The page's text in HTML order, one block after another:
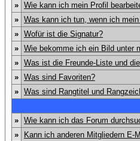
» Wie kann ich mein Profil
» Was kann ich tun, wenn ich
» Wofür ist die Signatur?
» Wie bekomme ich ein Bild unter
» Was ist die Freunde-Liste und
» Was sind Favoriten?
» Was sind Rangtitel und
» Wie kann ich das Forum
»
Kann ich anderen Mitgliedern E-